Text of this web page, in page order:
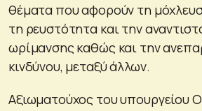
θέματα που αφορούν τη
τη ρευστότητα και την
ωρίμανσης καθώς και την
κινδύνου, μεταξύ άλλων.
Αξιωματούχος του υπουργείου